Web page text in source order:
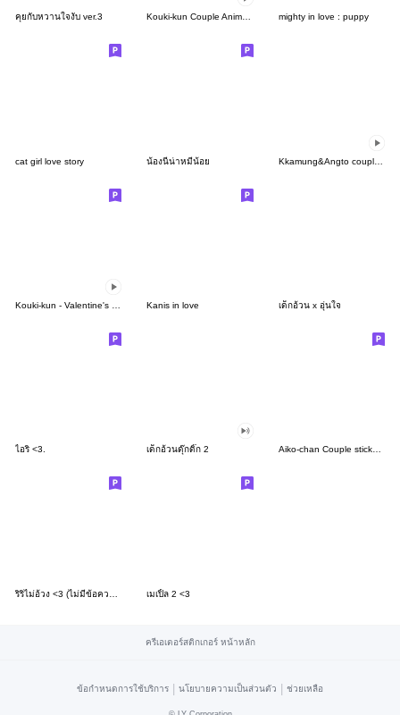
คุยกับหวานใจงับ ver.3 Kouki-kun Couple Animated Sticker 03 mighty in love : puppy
cat girl love story น้องนีน่าหมีน้อย Kkamung&Angto couple10(Kkamung ver.)
Kanis in love เด็กอ้วน x อุ่นใจ
ไอริ <3. เด็กอ้วนดุ๊กดิ๊ก 2 Aiko-chan Couple stickers 03
เมเปิ้ล 2 <3
ครีเอเตอร์สติกเกอร์ หน้าหลัก
ข้อกำหนดการใช้บริการ | นโยบายความเป็นส่วนตัว | ช่วยเหลือ